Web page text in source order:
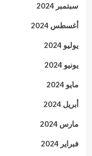
سبتمبر 2024
أغسطس 2024
يوليو 2024
يونيو 2024
مايو 2024
أبريل 2024
مارس 2024
فبراير 2024